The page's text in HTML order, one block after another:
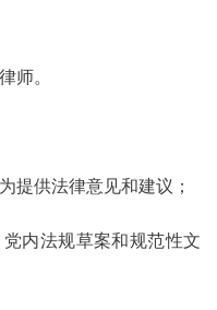
师。
提供法律意见和建议；
内法规草案和规范性文